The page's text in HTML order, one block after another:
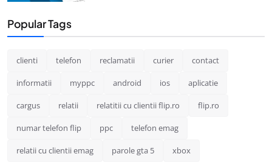
Popular Tags
clienti telefon reclamatii curier contact
informatii myppc android ios aplicatie
cargus relatii relatitii cu clientii flip.ro flip.ro
numar telefon flip ppc telefon emag
relatii cu clientii emag parole gta 5 xbox